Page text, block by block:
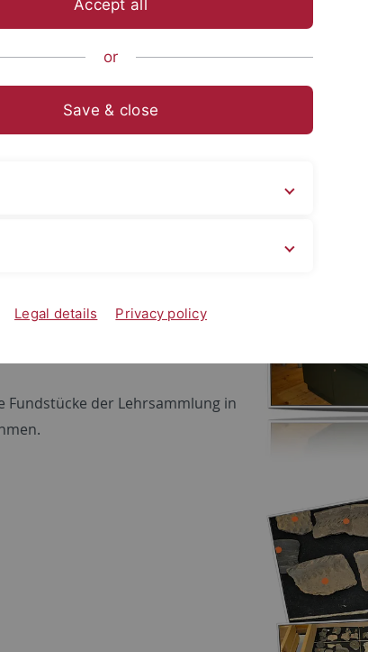
Early
der Jüngeren Abteilung
wurden zum Teil in eine
wird ein Einblick in die
Ausstellungsstücke sollen eine
Fundstücke der Lehrsammlung in
Accept all
or
Save & close
Legal details Privacy policy